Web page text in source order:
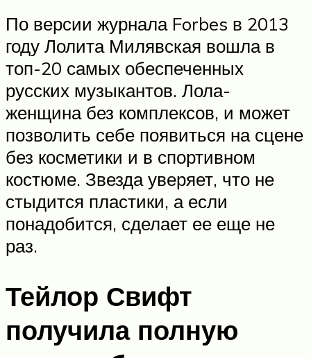
По версии журнала Forbes в 2013
году Лолита Милявская вошла в
топ-20 самых обеспеченных
русских музыкантов. Лола-
женщина без комплексов, и может
позволить себе появиться на сцене
без косметики и в спортивном
костюме. Звезда уверяет, что не
стыдится пластики, а если
понадобится, сделает ее еще не
раз.
Тейлор Свифт
получила полную